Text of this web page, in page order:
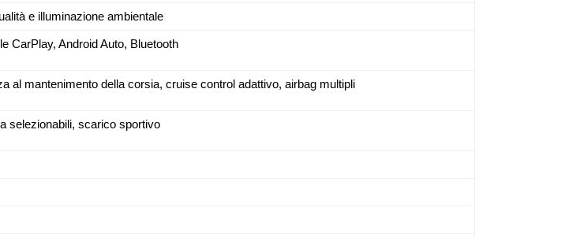
e illuminazione ambientale
CarPlay, Android Auto, Bluetooth
al mantenimento della corsia, cruise control adattivo, airbag multipli
selezionabili, scarico sportivo